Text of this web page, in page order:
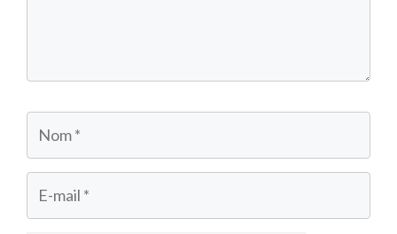
Nom
E-
mail